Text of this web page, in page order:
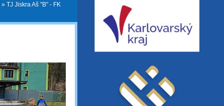
» TJ Jiskra Aš "B" - FK